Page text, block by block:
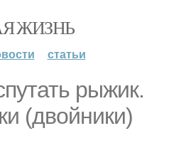
ЖИЗНЬ
статьи
рыжик.
(двойники)